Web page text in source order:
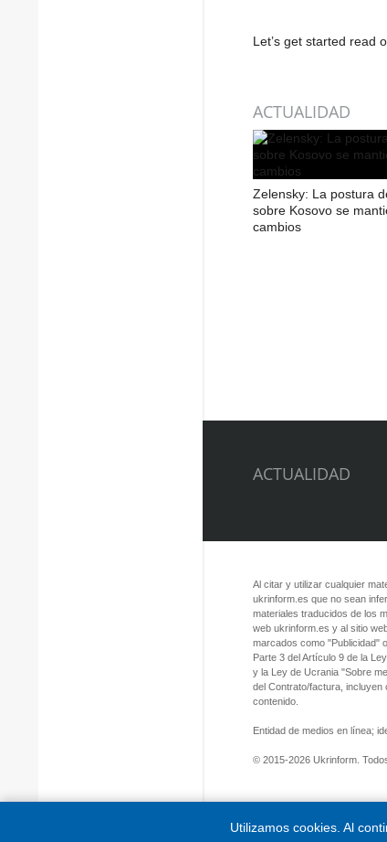
Let’s get started read
ACTUALIDAD
Zelensky: La postura
sobre Kosovo se
cambios
ACTUALIDAD
Al citar y utilizar cualquier
ukrinform.es que no sean
materiales traducidos de los
web ukrinform.es y al sitio
marcados como "Publicidad"
Parte 3 del Artículo 9 de la
y la Ley de Ucrania "Sobre
del Contrato/factura, incluyen
contenido.
Entidad de medios en línea;
© 2015-2026 Ukrinform.
Utilizamos cookies. Al